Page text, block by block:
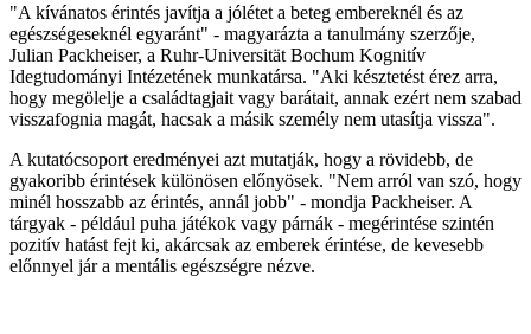
"A kívánatos érintés javítja a jólétet a beteg embereknél és az
egészségeseknél egyaránt" - magyarázta a tanulmány szerzője,
Julian Packheiser, a Ruhr-Universität Bochum Kognitív
Idegtudományi Intézetének munkatársa. "Aki késztetést érez arra,
hogy megölelje a családtagjait vagy barátait, annak ezért nem szabad
visszafognia magát, hacsak a másik személy nem utasítja vissza".
A kutatócsoport eredményei azt mutatják, hogy a rövidebb, de
gyakoribb érintések különösen előnyösek. "Nem arról van szó, hogy
minél hosszabb az érintés, annál jobb" - mondja Packheiser. A
tárgyak - például puha játékok vagy párnák - megérintése szintén
pozitív hatást fejt ki, akárcsak az emberek érintése, de kevesebb
előnnyel jár a mentális egészségre nézve.